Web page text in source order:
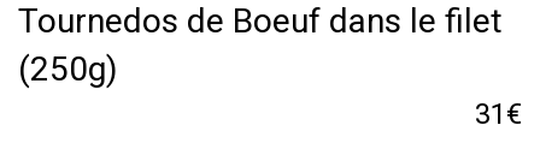
Tournedos de Boeuf dans le filet
(250g)
31€